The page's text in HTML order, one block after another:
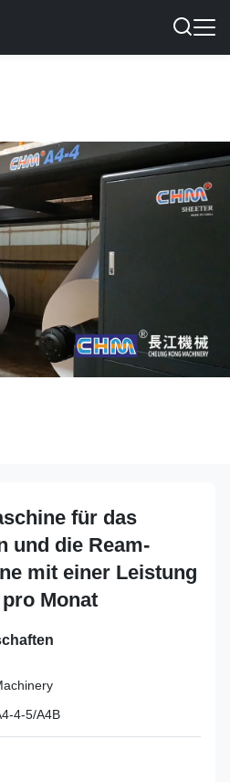
für das
und die Ream-
mit einer Leistung
Monat
4-5/A4B